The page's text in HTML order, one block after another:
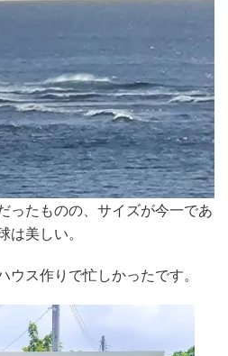
ったものの、サイズが今一であ
美しい。
ス作りで忙しかったです。